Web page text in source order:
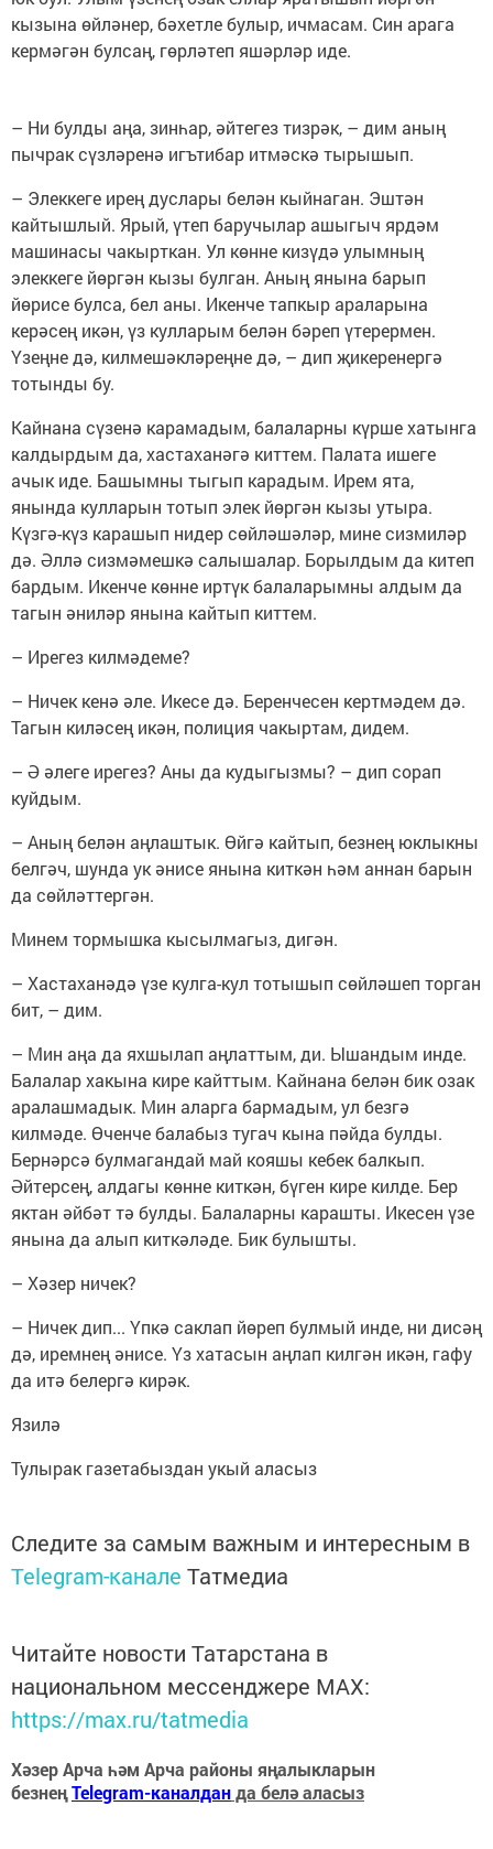
кызына өйләнер, бәхетле булыр, ичмасам. Син арага
кермәгән булсаң, гөрләтеп яшәрләр иде.
– Ни булды аңа, зинһар, әйтегез тизрәк, – дим аның
пычрак сүзләренә игътибар итмәскә тырышып.
– Элеккеге ирең дуслары белән кыйнаган. Эштән
кайтышлый. Ярый, үтеп баручылар ашыгыч ярдәм
машинасы чакырткан. Ул көнне кизүдә улымның
элеккеге йөргән кызы булган. Аның янына барып
йөрисе булса, бел аны. Икенче тапкыр араларына
керәсең икән, үз кулларым белән бәреп үтерермен.
Үзеңне дә, килмешәкләреңне дә, – дип җикеренергә
тотынды бу.
Кайнана сүзенә карамадым, балаларны күрше хатынга
калдырдым да, хастаханәгә киттем. Палата ишеге
ачык иде. Башымны тыгып карадым. Ирем ята,
янында кулларын тотып элек йөргән кызы утыра.
Күзгә-күз карашып нидер сөйләшәләр, мине сизмиләр
дә. Әллә сизмәмешкә салышалар. Борылдым да китеп
бардым. Икенче көнне иртүк балаларымны алдым да
тагын әниләр янына кайтып киттем.
– Ирегез килмәдеме?
– Ничек кенә әле. Икесе дә. Беренчесен кертмәдем дә.
Тагын киләсең икән, полиция чакыртам, дидем.
– Ә әлеге ирегез? Аны да кудыгызмы? – дип сорап
куйдым.
– Аның белән аңлаштык. Өйгә кайтып, безнең юклыкны
белгәч, шунда ук әнисе янына киткән һәм аннан барын
да сөйләттергән.
Минем тормышка кысылмагыз, дигән.
– Хастаханәдә үзе кулга-кул тотышып сөйләшеп торган
бит, – дим.
– Мин аңа да яхшылап аңлаттым, ди. Ышандым инде.
Балалар хакына кире кайттым. Кайнана белән бик озак
аралашмадык. Мин аларга бармадым, ул безгә
килмәде. Өченче балабыз тугач кына пәйда булды.
Бернәрсә булмагандай май кояшы кебек балкып.
Әйтерсең, алдагы көнне киткән, бүген кире килде. Бер
яктан әйбәт тә булды. Балаларны карашты. Икесен үзе
янына да алып киткәләде. Бик булышты.
– Хәзер ничек?
– Ничек дип... Үпкә саклап йөреп булмый инде, ни дисәң
дә, иремнең әнисе. Үз хатасын аңлап килгән икән, гафу
да итә белергә кирәк.
Язилә
Тулырак газетабыздан укый аласыз
Следите за самым важным и интересным в
Telegram-канале Татмедиа
Читайте новости Татарстана в
национальном мессенджере MАХ:
https://max.ru/tatmedia
Хәзер Арча һәм Арча районы яңалыкларын
безнеңTelegram-каналданда белә аласыз